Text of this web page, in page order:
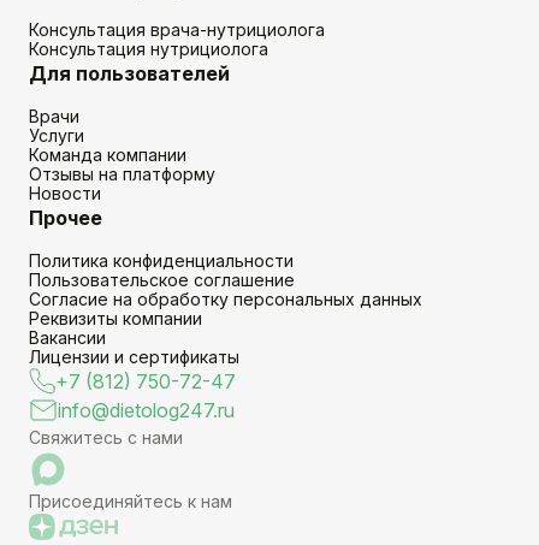
Консультация врача-нутрициолога
Консультация нутрициолога
Для пользователей
Врачи
Услуги
Команда компании
Отзывы на платформу
Новости
Прочее
Политика конфиденциальности
Пользовательское соглашение
Согласие на обработку персональных данных
Реквизиты компании
Вакансии
Лицензии и сертификаты
+7 (812) 750-72-47
info@dietolog247.ru
Свяжитесь с нами
Присоединяйтесь к нам